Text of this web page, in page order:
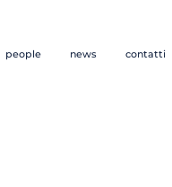
people news contatti